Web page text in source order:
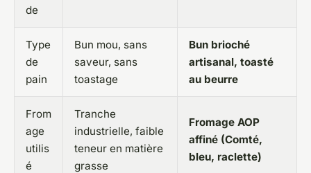
de
Type
de
pain
Bun mou, sans
saveur, sans
toastage
Bun brioché
artisanal, toasté
au beurre
From
age
utilis
é
Tranche
industrielle, faible
teneur en matière
grasse
Fromage AOP
affiné (Comté,
bleu, raclette)